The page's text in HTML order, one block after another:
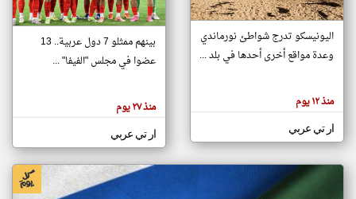
تغيير الدولة
اخبار جزر القمر على مدار الساعة
أهم اخبار جزر القمر العاجلة والمباشرة
هنا عن
وجهة
كاتبيها.
اليونيسكو تدرج شواطئ نورماندي
وعدة مواقع أخرى أحدها في بلد ...
منذ ١٢ يوم
ار تي عربي
بينهم ممثلو 7 دول عربية.. 13
عضوا في مجلس "الفيفا" ...
منذ ٢٧ يوم
ار تي عربي
klyoum.com